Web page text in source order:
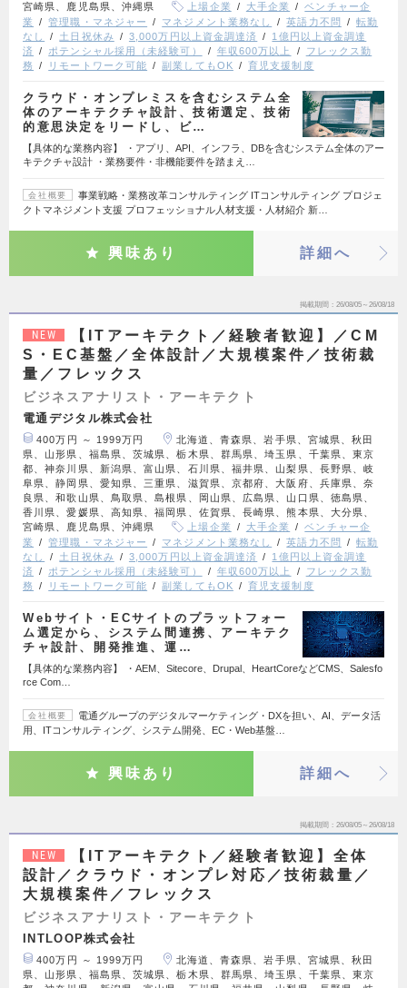
宮崎県、鹿児島県、沖縄県 上場企業 大手企業
ベンチャー企
業
管理職・マネジャー マネジメント業務なし 英語力不問
転勤
なし
土日祝休み 3,000万円以上資金調達済
1億円以上資金調達
済
ポテンシャル採用（未経験可） 年収600万以上
フレックス勤
務
リモートワーク可能 副業してもOK 育児支援制度
クラウド・オンプレミスを含むシステム全
体のアーキテクチャ設計、技術選定、技術
的意思決定をリードし、ビ…
【具体的な業務内容】 ・アプリ、API、インフラ、DBを含むシステム全体のアー
キテクチャ設計 ・業務要件・非機能要件を踏まえ…
会社概要
事業戦略・業務改革コンサルティング ITコンサルティング プロジェ
クトマネジメント支援 プロフェッショナル人材支援・人材紹介 新…
興味あり 詳細へ
掲載期間 26/08/05～26/08/18
NEW
【ITアーキテクト／経験者歓迎】／CM
S・EC基盤／全体設計／大規模案件／技術裁
量／フレックス
ビジネスアナリスト・アーキテクト
電通デジタル株式会社
400万円 ～ 1999万円
北海道、青森県、岩手県、宮城県、秋田
県、山形県、福島県、茨城県、栃木県、群馬県、埼玉県、千葉県、東京
都、神奈川県、新潟県、富山県、石川県、福井県、山梨県、長野県、岐
阜県、静岡県、愛知県、三重県、滋賀県、京都府、大阪府、兵庫県、奈
良県、和歌山県、鳥取県、島根県、岡山県、広島県、山口県、徳島県、
香川県、愛媛県、高知県、福岡県、佐賀県、長崎県、熊本県、大分県、
宮崎県、鹿児島県、沖縄県
上場企業 大手企業
ベンチャー企
業
管理職・マネジャー マネジメント業務なし 英語力不問
転勤
なし
土日祝休み 3,000万円以上資金調達済
1億円以上資金調達
済
ポテンシャル採用（未経験可） 年収600万以上
フレックス勤
務
リモートワーク可能 副業してもOK 育児支援制度
Webサイト・ECサイトのプラットフォー
ム選定から、システム間連携、アーキテク
チャ設計、開発推進、運…
【具体的な業務内容】 ・AEM、Sitecore、Drupal、HeartCoreなどCMS、Salesfo
rce Com…
会社概要
電通グループのデジタルマーケティング・DXを担い、AI、データ活
用、ITコンサルティング、システム開発、EC・Web基盤…
興味あり 詳細へ
掲載期間 26/08/05～26/08/18
NEW
【ITアーキテクト／経験者歓迎】全体
設計／クラウド・オンプレ対応／技術裁量／
大規模案件／フレックス
ビジネスアナリスト・アーキテクト
INTLOOP株式会社
400万円 ～ 1999万円
北海道、青森県、岩手県、宮城県、秋田
県、山形県、福島県、茨城県、栃木県、群馬県、埼玉県、千葉県、東京